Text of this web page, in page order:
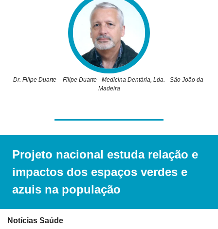
Dr. Filipe Duarte -  Filipe Duarte - Medicina Dentária, Lda. - São João da
Madeira
Projeto nacional estuda relação e
impactos dos espaços verdes e
azuis na população
Notícias Saúde